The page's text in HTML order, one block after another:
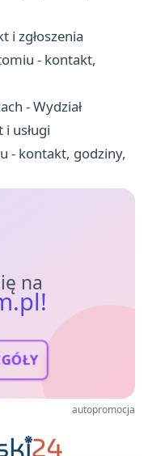
i zgłoszenia
- kontakt,
- Wydział
usługi
- kontakt, godziny,
na
autopromocja